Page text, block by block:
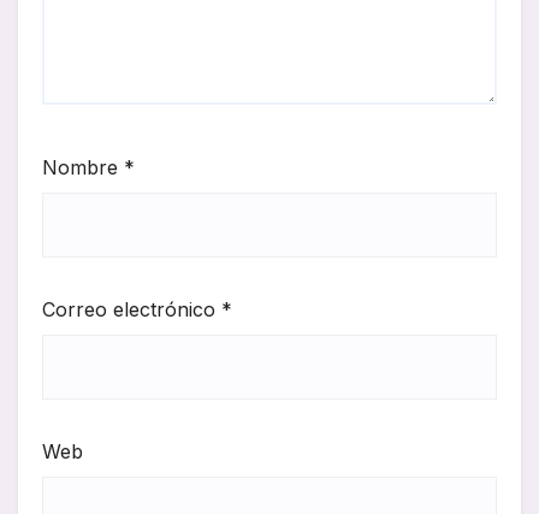
Nombre *
Correo electrónico *
Web